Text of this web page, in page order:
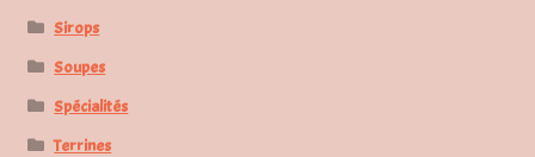
Sirops
Soupes
Spécialités
Terrines